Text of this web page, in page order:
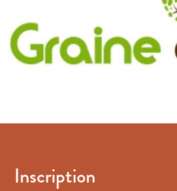
Inscription